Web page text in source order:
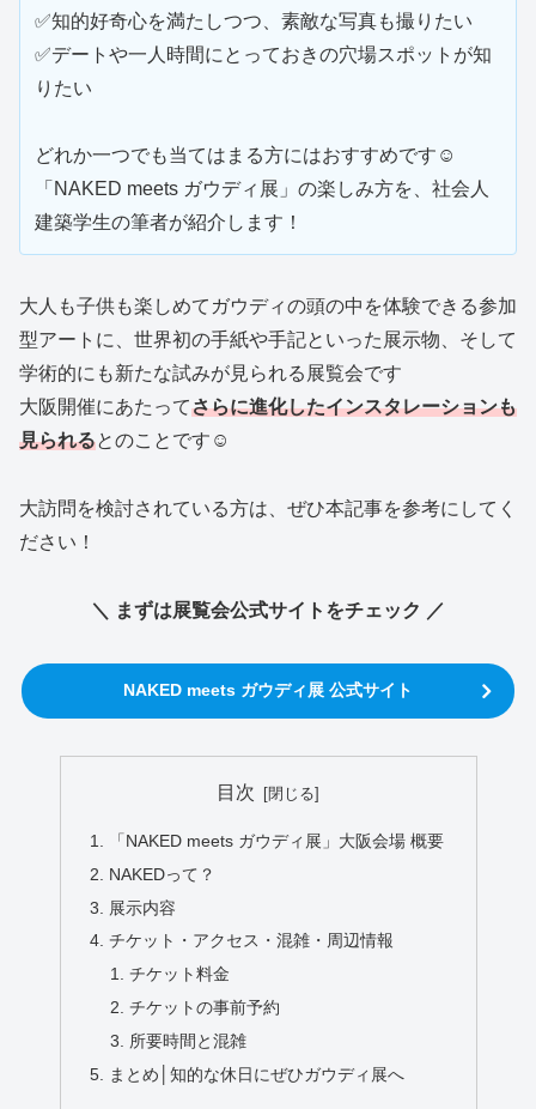
✅知的好奇心を満たしつつ、素敵な写真も撮りたい
✅デートや一人時間にとっておきの穴場スポットが知
りたい
どれか一つでも当てはまる方にはおすすめです☺
「NAKED meets ガウディ展」の楽しみ方を、社会人
建築学生の筆者が紹介します！
大人も子供も楽しめてガウディの頭の中を体験できる参加
型アートに、世界初の手紙や手記といった展示物、そして
学術的にも新たな試みが見られる展覧会です
大阪開催にあたってさらに進化したインスタレーションも
見られるとのことです☺
大訪問を検討されている方は、ぜひ本記事を参考にしてく
ださい！
＼ まずは展覧会公式サイトをチェック ／
NAKED meets ガウディ展 公式サイト
目次
「NAKED meets ガウディ展」大阪会場 概要
NAKEDって？
展示内容
チケット・アクセス・混雑・周辺情報
チケット料金
チケットの事前予約
所要時間と混雑
まとめ│知的な休日にぜひガウディ展へ